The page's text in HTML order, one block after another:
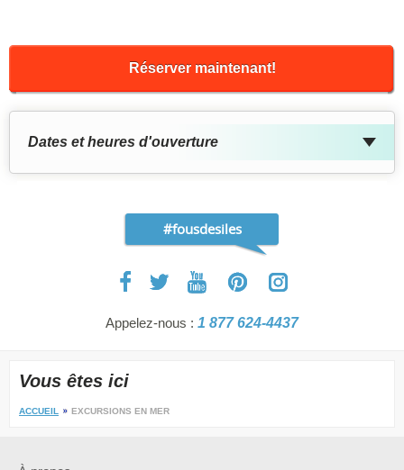
Réserver maintenant!
Dates et heures d'ouverture
#fousdesiles
Appelez-nous : 1 877 624-4437
Vous êtes ici
ACCUEIL EXCURSIONS EN MER